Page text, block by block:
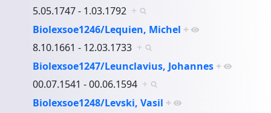
5.05.1747 - 1.03.1792 +
Biolexsoe1246/Lequien, Michel +
8.10.1661 - 12.03.1733 +
Biolexsoe1247/Leunclavius, Johannes +
00.07.1541 - 00.06.1594 +
Biolexsoe1248/Levski, Vasil +